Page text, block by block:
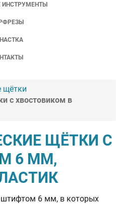
ИНСТРУМЕНТЫ
щётки
с хвостовиком в
ЩЁТКИ С
6 ММ,
6 мм, в которых